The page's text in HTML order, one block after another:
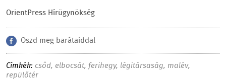
OrientPress Hírügynökség
Oszd meg barátaiddal
Címkék: csőd, elbocsát,ferihegy, légitársaság, malév,
repülőtér